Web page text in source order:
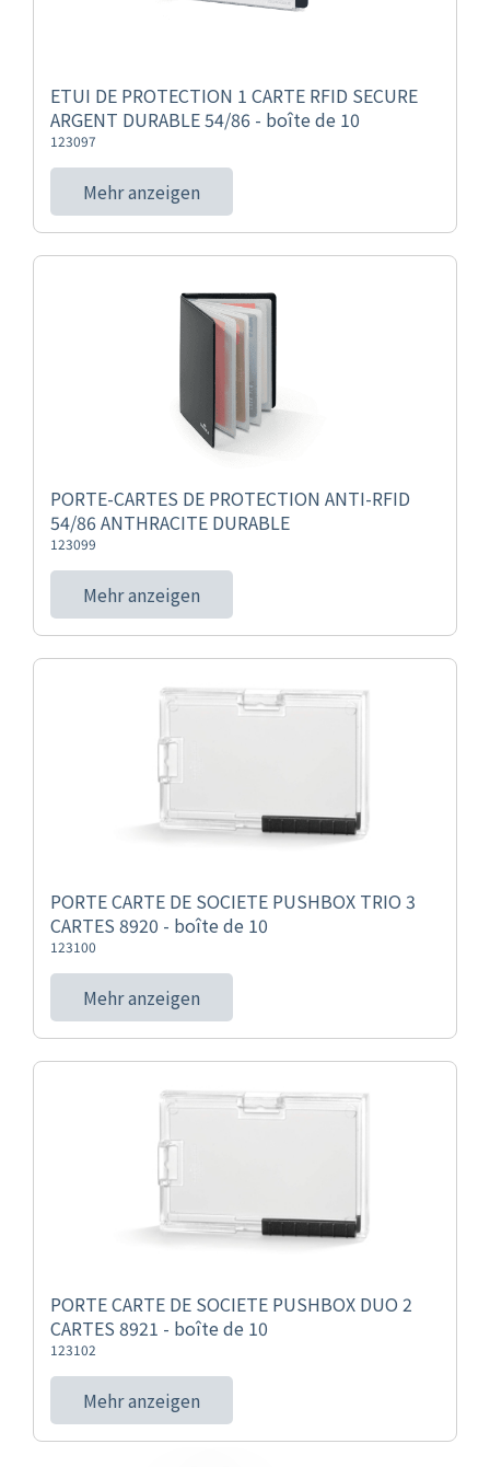
ETUI DE PROTECTION 1 CARTE RFID SECURE
ARGENT DURABLE 54/86 - boîte de 10
123097
Mehr anzeigen
PORTE-CARTES DE PROTECTION ANTI-RFID
54/86 ANTHRACITE DURABLE
123099
Mehr anzeigen
PORTE CARTE DE SOCIETE PUSHBOX TRIO 3
CARTES 8920 - boîte de 10
123100
Mehr anzeigen
PORTE CARTE DE SOCIETE PUSHBOX DUO 2
CARTES 8921 - boîte de 10
123102
Mehr anzeigen